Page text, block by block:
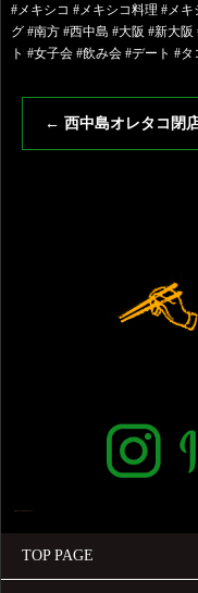
#メキシコ #メキシコ料理 #メ
グ #南方 #西中島 #大阪 #新大
ト #女子会 #飲み会 #デート #
← 西中島オレタコ閉
TOP PAGE